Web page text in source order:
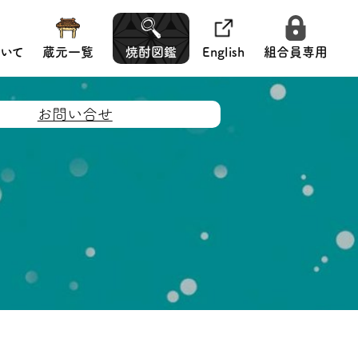
て 蔵元一覧 焼酎図鑑 English 組合員専用
お問い合せ